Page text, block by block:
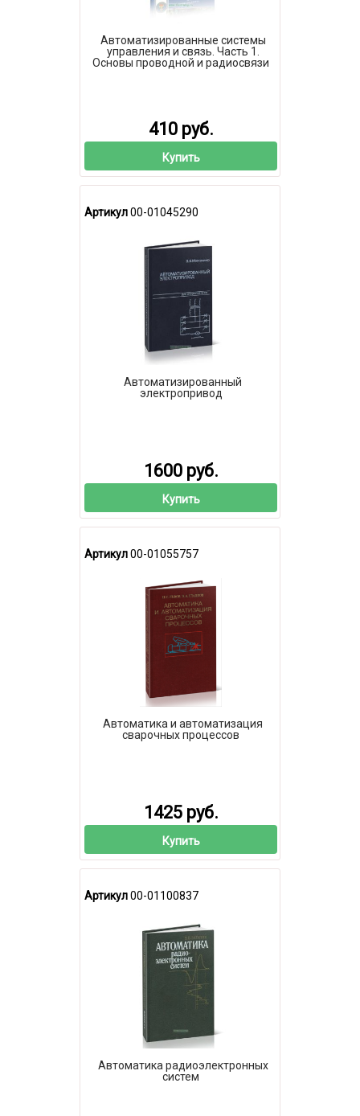
Автоматизированные системы
управления и связь. Часть 1.
Основы проводной и радиосвязи
410 руб.
Купить
Артикул00-01045290
Автоматизированный
электропривод
1600 руб.
Купить
Артикул00-01055757
Автоматика и автоматизация
сварочных процессов
1425 руб.
Купить
Артикул00-01100837
Автоматика радиоэлектронных
систем